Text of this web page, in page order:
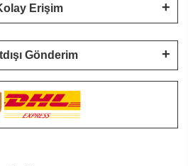
Erişim
Gönderim